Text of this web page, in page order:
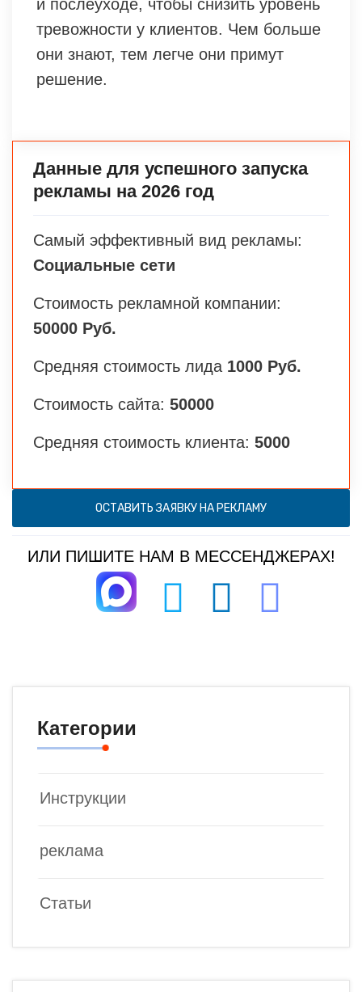
и послеуходе, чтобы снизить уровень
тревожности у клиентов. Чем больше
они знают, тем легче они примут
решение.
Данные для успешного запуска
рекламы на 2026 год
Самый эффективный вид рекламы:
Социальные сети
Стоимость рекламной компании:
50000 Руб.
Средняя стоимость лида 1000 Руб.
Стоимость сайта: 50000
Средняя стоимость клиента: 5000
ОСТАВИТЬ ЗАЯВКУ НА РЕКЛАМУ
ИЛИ ПИШИТЕ НАМ В МЕССЕНДЖЕРАХ!
Категории
Инструкции
реклама
Статьи